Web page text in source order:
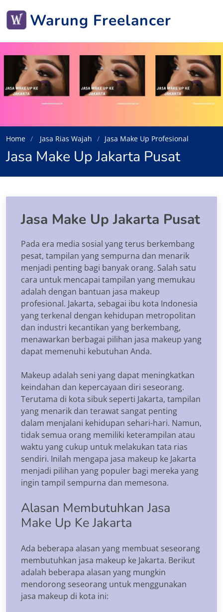
Warung Freelancer
Home Jasa Rias Wajah Jasa Make Up Profesional
Jasa Make Up Jakarta Pusat
Jasa Make Up Jakarta Pusat
Pada era media sosial yang terus berkembang
pesat, tampilan yang sempurna dan menarik
menjadi penting bagi banyak orang. Salah satu
cara untuk mencapai tampilan yang memukau
adalah dengan bantuan jasa makeup
profesional. Jakarta, sebagai ibu kota Indonesia
yang terkenal dengan kehidupan metropolitan
dan industri kecantikan yang berkembang,
menawarkan berbagai pilihan jasa makeup yang
dapat memenuhi kebutuhan Anda.
Makeup adalah seni yang dapat meningkatkan
keindahan dan kepercayaan diri seseorang.
Terutama di kota sibuk seperti Jakarta, tampilan
yang menarik dan terawat sangat penting
dalam menjalani kehidupan sehari-hari. Namun,
tidak semua orang memiliki keterampilan atau
waktu yang cukup untuk melakukan tata rias
sendiri. Inilah mengapa jasa makeup ke Jakarta
menjadi pilihan yang populer bagi mereka yang
ingin tampil sempurna dan memesona.
Alasan Membutuhkan Jasa
Make Up Ke Jakarta
Ada beberapa alasan yang membuat seseorang
membutuhkan jasa makeup ke Jakarta. Berikut
adalah beberapa alasan yang mungkin
mendorong seseorang untuk menggunakan
jasa makeup di kota ini: